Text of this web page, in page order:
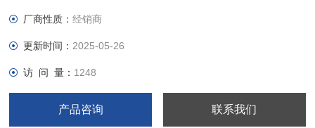
厂商性质：经销商
更新时间： 2025-05-26
访 问 量： 1248
产品咨询 联系我们